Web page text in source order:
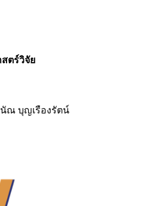
ตร์วิจัย
นัณ บุญเรืองรัตน์